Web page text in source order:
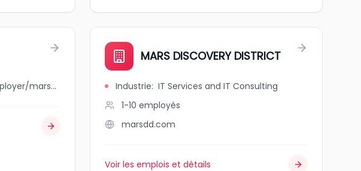
jobbank.gc.ca/browsejobs/employer/marsay+family/ca
MARS DISCOVERY DISTRICT
Industrie: IT Services and IT Consulting
1-10 employés
marsdd.com
Voir les emplois et détails